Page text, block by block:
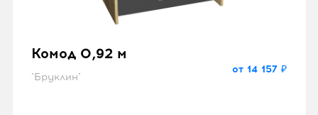
Комод 0,92 м
"Бруклин"
от 14 157 ₽